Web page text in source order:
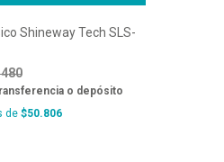
Shineway Tech SLS-
o depósito
de $50.806